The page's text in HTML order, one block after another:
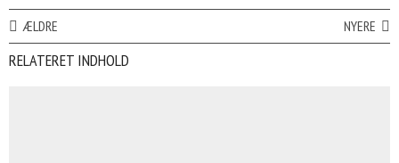
ÆLDRE NYERE
RELATERET INDHOLD